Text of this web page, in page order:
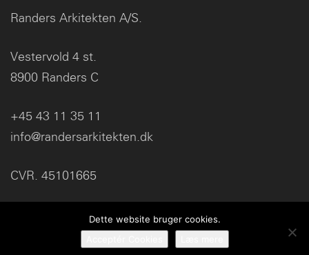
Randers Arkitekten A/S.
Vestervold 4 st.
8900 Randers C
+45 43 11 35 11
info@randersarkitekten.dk
CVR. 45101665
Dette website bruger cookies.